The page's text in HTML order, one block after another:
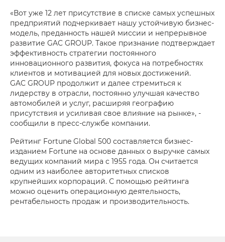
«Вот уже 12 лет присутствие в списке самых успешных
предприятий подчеркивает нашу устойчивую бизнес-
модель, преданность нашей миссии и непрерывное
развитие GAC GROUP. Такое признание подтверждает
эффективность стратегии постоянного
инновационного развития, фокуса на потребностях
клиентов и мотивацией для новых достижений.
GAC GROUP продолжит и далее стремиться к
лидерству в отрасли, постоянно улучшая качество
автомобилей и услуг, расширяя географию
присутствия и усиливая свое влияние на рынке», -
сообщили в пресс-службе компании.
Рейтинг Fortune Global 500 составляется бизнес-
изданием Fortune на основе данных о выручке самых
ведущих компаний мира c 1955 года. Он считается
одним из наиболее авторитетных списков
крупнейших корпораций. С помощью рейтинга
можно оценить операционную деятельность,
рентабельность продаж и производительность.